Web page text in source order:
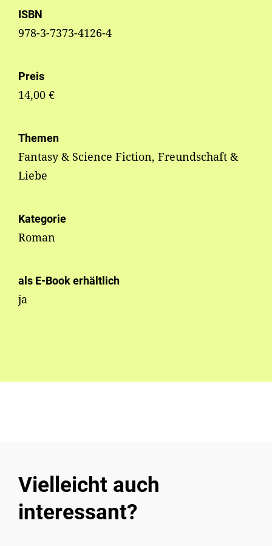
ISBN
978-3-7373-4126-4
Preis
14,00 €
Themen
Fantasy & Science Fiction, Freundschaft &
Liebe
Kategorie
Roman
als E-Book erhältlich
ja
Vielleicht auch
interessant?